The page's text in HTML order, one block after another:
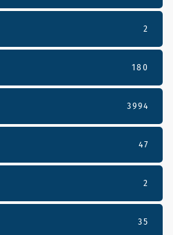
2
180
3994
47
2
35